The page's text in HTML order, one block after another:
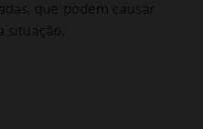
que podem causar
situação.